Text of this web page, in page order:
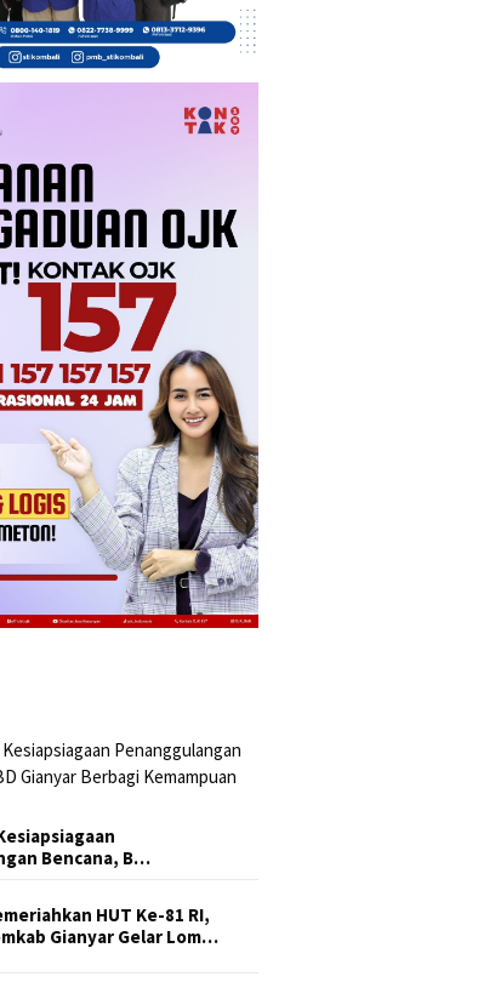
Bencana, B…
HUT Ke-81 RI,
Gianyar Gelar Lom…